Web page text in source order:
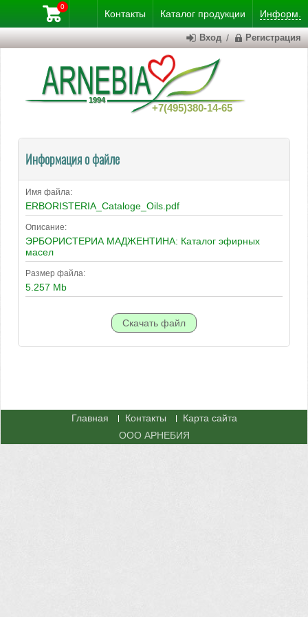
Контакты Каталог продукции Информ.
+7(495)380-14-65
0
Вход / Регистрация
Информация о файле
Имя файла:
ERBORISTERIA_Cataloge_Oils.pdf
Описание:
ЭРБОРИСТЕРИА МАДЖЕНТИНА: Каталог эфирных
масел
Размер файла:
5.257 Mb
Главная Контакты
Карта сайта
ООО АРНЕБИЯ